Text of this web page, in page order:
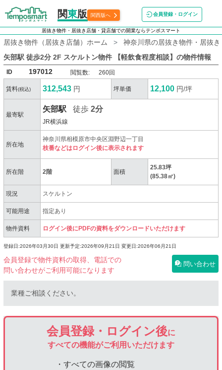
関東版 関西版へ 会員登録・ログイン
居抜き物件・居抜き店舗・貸店舗での開業ならテンポスマート
居抜き物件（居抜き店舗）ホーム
神奈川県の居抜き物件・居抜
矢部駅 徒歩2分 2F スケルトン物件 【軽飲食程度相談】 の物件情報
ID 197012 閲覧数: 260回
賃料(税込) 312,543 円 坪単価 12,100 円/坪
最寄駅
矢部駅 徒歩2分
JR横浜線
所在地
神奈川県相模原市中央区淵野辺一丁目
枝番などはログイン後に表示されます
所在階 2階 面積
25.83坪
(85.38㎡)
現況 スケルトン
可能用途 指定あり
物件資料 ログイン後にPDFの資料をダウンロードいただけます
登録日:2026年03月30日 更新予定:2026年09月21日 変更日:2026年06月21日
会員登録で物件資料の取得、電話での
問い合わせがご利用可能になります
問い合わせ
業種ご相談ください。
会員登録・ログイン後に
すべての機能がご利用いただけます
・すべての画像の閲覧